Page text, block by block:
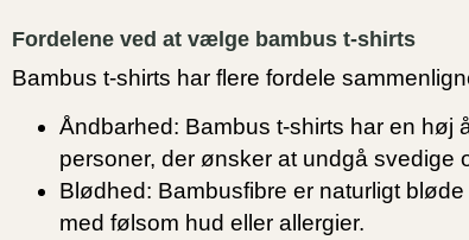
Fordelene ved at vælge bambus t-shirts
Bambus t-shirts har flere fordele
Åndbarhed: Bambus t-shirts har en høj
personer, der ønsker at undgå svedige
Blødhed: Bambusfibre er naturligt
med følsom hud eller allergier.